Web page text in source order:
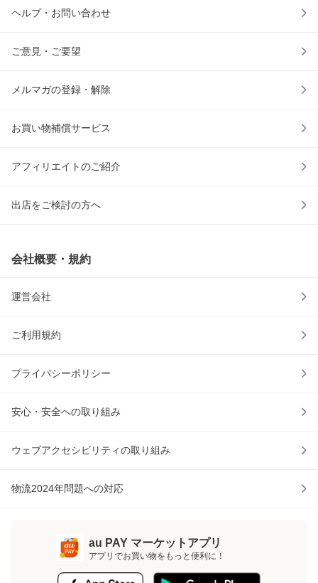
ヘルプ・お問い合わせ
ご意見・ご要望
メルマガの登録・解除
お買い物補償サービス
アフィリエイトのご紹介
出店をご検討の方へ
会社概要・規約
運営会社
ご利用規約
プライバシーポリシー
安心・安全への取り組み
ウェブアクセシビリティの取り組み
物流2024年問題への対応
au PAY マーケットアプリ
アプリでお買い物をもっと便利に！